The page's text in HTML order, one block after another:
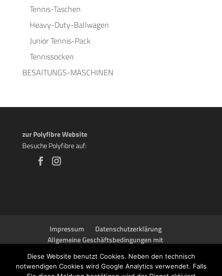
Tennis-Taschen
Heavy-Duty-Ballwagen
Junior Tennis-Pack
Tennissocken
BESAITUNGS-MASCHINEN
zur Polyfibre Website
Besuche Polyfibre auf:
Impressum
Datenschutzerklärung
Allgemeine Geschäftsbedingungen mit
Widerrufsbelehrung & Widerrufsformular
Zahlungsarten
Versand- und Lieferinformationen
Diese Website benutzt Cookies. Neben den technisch
notwendigen Cookies wird Google Analytics verwendet. Falls